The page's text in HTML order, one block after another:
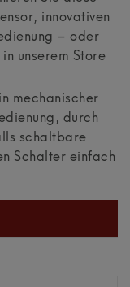
innovativen
– oder
unserem Store
mechanischer
durch
schaltbare
Schalter einfach